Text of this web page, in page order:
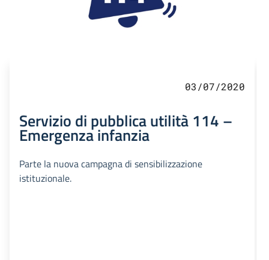
03/07/2020
Servizio di pubblica utilità 114 –
Emergenza infanzia
Parte la nuova campagna di sensibilizzazione
istituzionale.